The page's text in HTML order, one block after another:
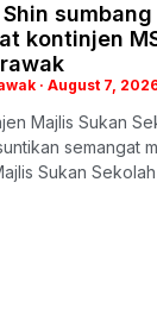
Shin
kontinjen
August 7,
Majlis Sukan
semangat
Sukan